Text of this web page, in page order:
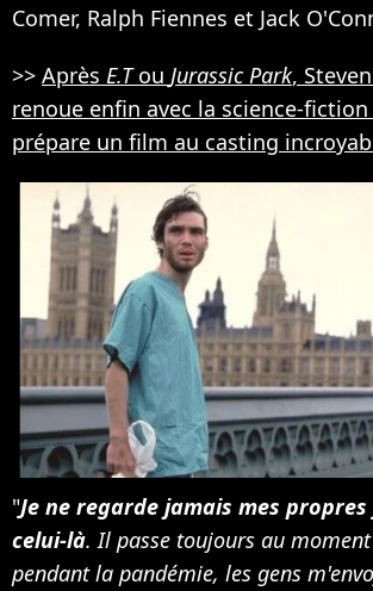
Comer, Ralph Fiennes et Jack
>> Après E.Tou Jurassic Park,
renoue enfin avec la science-
prépare un film au casting
"Je ne regarde jamais mes
celui-là. Il passe toujours au
pendant la pandémie, les gens